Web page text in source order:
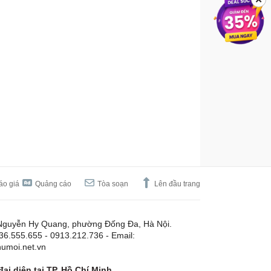
giá Quảng cáo Tòa soạn Lên đầu trang
Hy Quang, phường Đống Đa, Hà Nội.
- 0913.212.736 - Email: